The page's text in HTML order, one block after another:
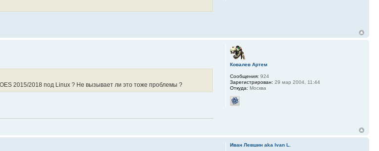
2015/2018 под Linux ? Не вызывает ли это тоже проблемы ?
Ковалев Артем
Сообщения: 924
Зарегистрирован: 29 мар 2004, 11:44
Откуда: Москва
Иван Левшин aka Ivan L.